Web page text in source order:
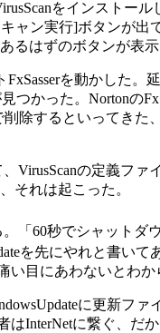
をインストー
ャン実行]ボタンが出
るはずのボタンが表示
を動かした。
つかった。Nortonの
削除するといってきた
VirusScanの定義ファ
それは起こった。
。「60秒でシャットダ
を先にやれと書いて
目にあわないとわか
に更新ファ
InterNetに繋ぐ、だか